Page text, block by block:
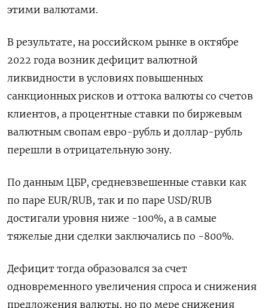
этими валютами.
В результате, на российском рынке в октябре
2022 года возник дефицит валютной
ликвидности в условиях повышенных
санкционных рисков и оттока валюты со счетов
клиентов, а процентные ставки по биржевым
валютным свопам евро-рубль и доллар-рубль
перешли в отрицательную зону.
По данным ЦБР, средневзвешенные ставки как
по паре EUR/RUB, так и по паре USD/RUB
достигали уровня ниже -100%, а в самые
тяжелые дни сделки заключались по -800%.
Дефицит тогда образовался за счет
одновременного увеличения спроса и снижения
предложения валюты, но по мере снижения